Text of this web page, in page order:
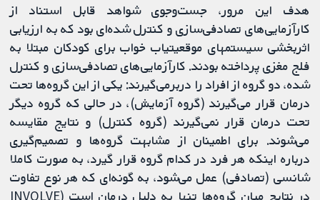
هدف این مرور، جست‌وجوی شواهد قابل استناد از
کارآزمایی‌های تصادفی‌سازی و کنترل شده‌ای بود که به ارزیابی
اثربخشی سیستم‏های موقعیت‏یاب خواب برای کودکان مبتلا به
فلج مغزی پرداخته بودند. کارآزمایی‌های تصادفی‌سازی و کنترل
شده، دو گروه از افراد را دربرمی‌گیرند: یکی از این گروه‌ها تحت
درمان قرار می‌گیرند (گروه آزمایش)، در حالی که گروه دیگر
تحت درمان قرار نمی‌گیرند (گروه کنترل) و نتایج مقایسه
می‌شوند. برای اطمینان از مشابهت گروه‌ها و تصمیم‌گیری
درباره اینکه هر فرد در کدام گروه قرار گیرد، به صورت کاملا
شانسی (تصادفی) عمل می‌شود، به گونه‌ای که هر نوع تفاوت
در نتایج میان گروه‌ها تنها به دلیل درمان است (INVOLVE